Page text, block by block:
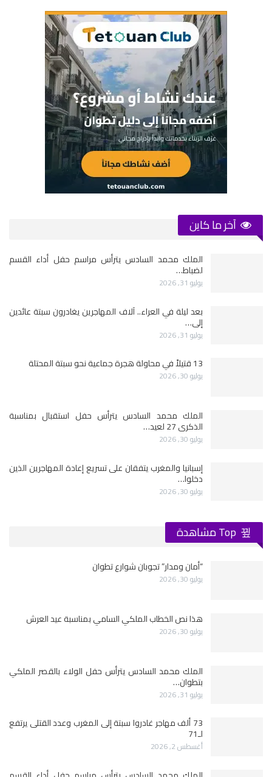
آخر ما كاين
الملك محمد السادس يترأس مراسم حفل أداء القسم
لضباط…
يوليو 31, 2026
بعد ليلة في العراء.. آلاف المهاجرين يغادرون سبتة عائدين
إلى…
يوليو 31, 2026
13 قتيلاً في محاولة هجرة جماعية نحو سبتة المحتلة
يوليو 30, 2026
الملك محمد السادس يترأس حفل استقبال بمناسبة
الذكرى 27 لعيد…
يوليو 30, 2026
إسبانيا والمغرب يتفقان على تسريع إعادة المهاجرين الذين
دخلوا…
يوليو 30, 2026
“أمان ومدار” تجوبان شوارع تطوان
يوليو 30, 2026
هذا نص الخطاب الملكي السامي بمناسبة عيد العرش
يوليو 30, 2026
الملك محمد السادس يترأس حفل الولاء بالقصر الملكي
بتطوان…
يوليو 31, 2026
73 ألف مهاجر غادروا سبتة إلى المغرب وعدد القتلى يرتفع
لـ71
أغسطس 2, 2026